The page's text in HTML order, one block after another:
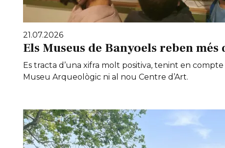
21.07.2026
Els Museus de Banyoels reben
Es tracta d’una xifra molt positiva, tenint en
Museu Arqueològic ni al nou Centre d’Art.